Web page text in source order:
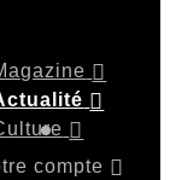
compte